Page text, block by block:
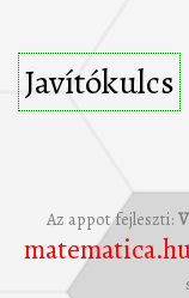
Javítókulcs
Az appot fejleszti: